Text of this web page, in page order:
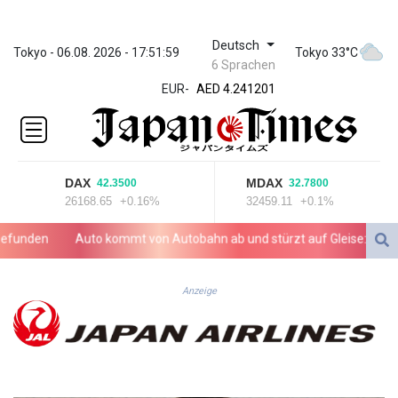
Tokyo - 06.08. 2026 - 17:51:59 Deutsch
6 Sprachen
Tokyo 33°C
EUR-
ZWL 371.86277
AED 4.241201
AED 4.241201
AFN 76.219915
ALL 93.210974
AMD 421.7986
1060.156793
1727.958172
AUD 1.63908
AZN 1.959559
BBD 2.32254
BDT 142.738005
DAX 42.3500
26168.65 +0.16%
MDAX 32.7800
32459.11 +0.1%
Auto kommt von Autobahn ab und stürzt auf Gleise: Drei
Anzeige